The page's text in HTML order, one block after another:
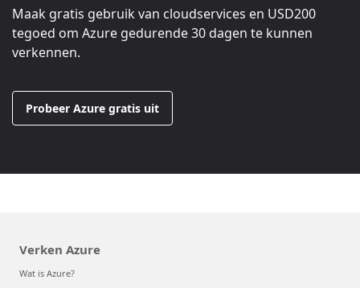
Maak gratis gebruik van cloudservices en USD200
tegoed om Azure gedurende 30 dagen te kunnen
verkennen.
Probeer Azure gratis uit
Verken Azure
Wat is Azure?